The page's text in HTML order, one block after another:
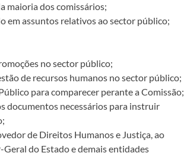
maioria dos comissários;
em assuntos relativos ao sector público;
no sector público;
de recursos humanos no sector público;
para comparecer perante a Comissão;
documentos necessários para instruir
de Direitos Humanos e Justiça, ao
do Estado e demais entidades